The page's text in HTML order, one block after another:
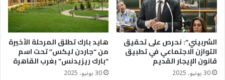
الشربيني”: نحرص على تحقيق
التوازن الاجتماعي في تطبيق
قانون الإيجار القديم
30 يونيو، 2025
هايد بارك تطلق المرحلة الأخيرة
من “جاردن ليكس” تحت اسم
“بارك ريزيدنس” بغرب القاهرة
30 يونيو، 2025